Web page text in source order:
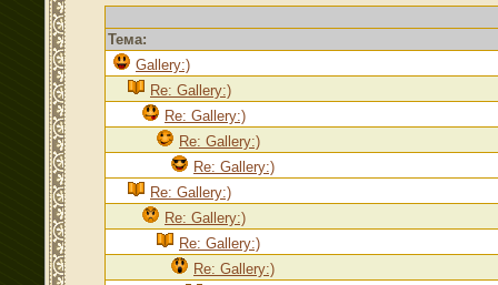
Тема:
Gallery:)
Re: Gallery:)
Re: Gallery:)
Re: Gallery:)
Re: Gallery:)
Re: Gallery:)
Re: Gallery:)
Re: Gallery:)
Re: Gallery:)